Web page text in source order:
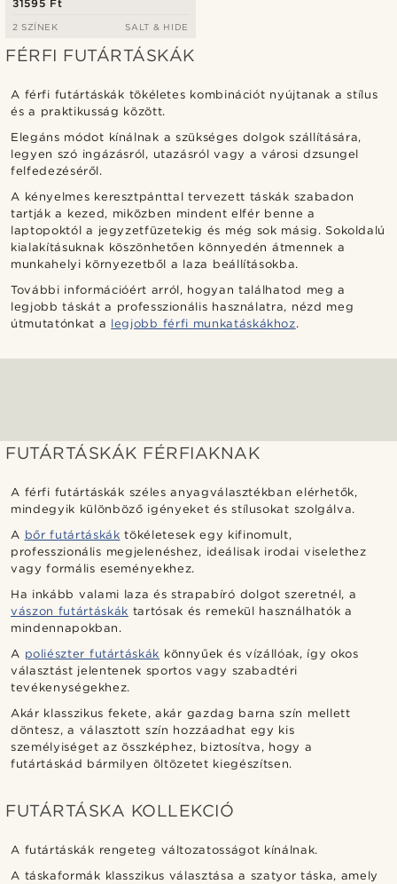
31595 Ft
2 SZÍNEK SALT & HIDE
FÉRFI FUTÁRTÁSKÁK
A férfi futártáskák tökéletes kombinációt nyújtanak a stílus
és a praktikusság között.
Elegáns módot kínálnak a szükséges dolgok szállítására,
legyen szó ingázásról, utazásról vagy a városi dzsungel
felfedezéséről.
A kényelmes keresztpánttal tervezett táskák szabadon
tartják a kezed, miközben mindent elfér benne a
laptopoktól a jegyzetfüzetekig és még sok másig. Sokoldalú
kialakításuknak köszönhetően könnyedén átmennek a
munkahelyi környezetből a laza beállításokba.
További információért arról, hogyan találhatod meg a
legjobb táskát a professzionális használatra, nézd meg
útmutatónkat a legjobb férfi munkatáskákhoz.
FUTÁRTÁSKÁK FÉRFIAKNAK
A férfi futártáskák széles anyagválasztékban elérhetők,
mindegyik különböző igényeket és stílusokat szolgálva.
A bőr futártáskák tökéletesek egy kifinomult,
professzionális megjelenéshez, ideálisak irodai viselethez
vagy formális eseményekhez.
Ha inkább valami laza és strapabíró dolgot szeretnél, a
vászon futártáskák tartósak és remekül használhatók a
mindennapokban.
A poliészter futártáskák könnyűek és vízállóak, így okos
választást jelentenek sportos vagy szabadtéri
tevékenységekhez.
Akár klasszikus fekete, akár gazdag barna szín mellett
döntesz, a választott szín hozzáadhat egy kis
személyiséget az összképhez, biztosítva, hogy a
futártáskád bármilyen öltözetet kiegészítsen.
FUTÁRTÁSKA KOLLEKCIÓ
A futártáskák rengeteg változatosságot kínálnak.
A táskaformák klasszikus választása a szatyor táska, amely